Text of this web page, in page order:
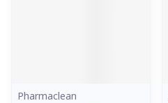
Pharmaclean